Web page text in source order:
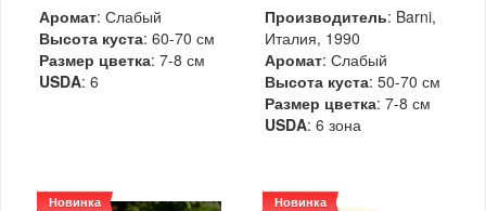
Аромат: Слабый
Высота куста: 60-70 см
Размер цветка: 7-8 см
USDA: 6
Производитель: Barni,
Италия, 1990
Аромат: Слабый
Высота куста: 50-70 см
Размер цветка: 7-8 см
USDA: 6 зона
Новинка Новинка